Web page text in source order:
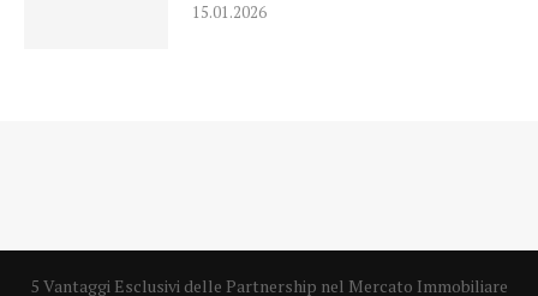
15.01.2026
5 Vantaggi Esclusivi delle Partnership nel Mercato Immobiliare